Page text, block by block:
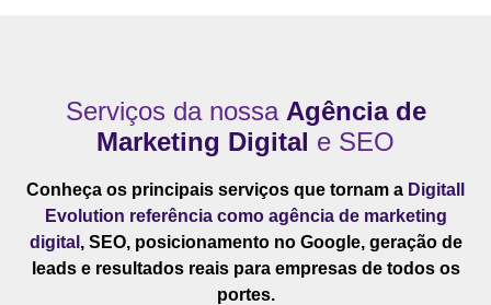
Serviços da nossa Agência de
Marketing Digital e SEO
Conheça os principais serviços que tornam a Digitall
Evolution referência como agência de marketing
digital , SEO, posicionamento no Google, geração de
leads e resultados reais para empresas de todos os
portes.